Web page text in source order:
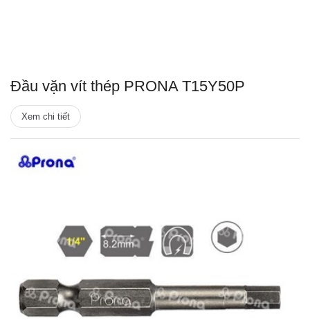
Đầu vặn vít thép PRONA T15Y50P
Xem chi tiết